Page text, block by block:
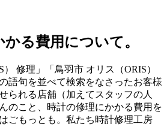
る費用について。
） 修理」「鳥羽市 オリス（ORIS）
語句を並べて検索をなさったお客様
られる店舗（加えてスタッフの人
のこと、時計の修理にかかる費用を
ごもっとも。私たち時計修理工房